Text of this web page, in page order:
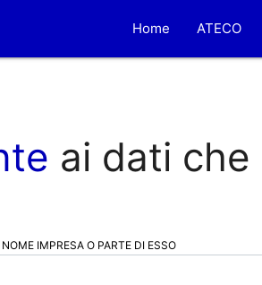
Home ATECO
ai dati
IMPRESA O PARTE DI ESSO